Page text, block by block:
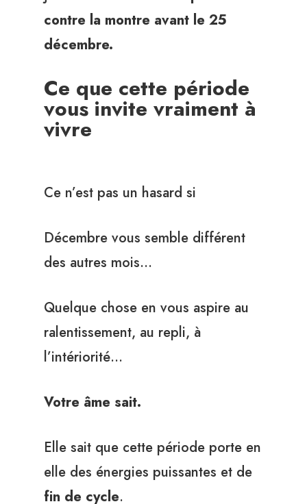
contre la montre avant le 25
décembre.
Ce que cette période
vous invite vraiment à
vivre
Ce n’est pas un hasard si
Décembre vous semble différent
des autres mois…
Quelque chose en vous aspire au
ralentissement, au repli, à
l’intériorité…
Votre âme sait.
Elle sait que cette période porte en
elle des énergies puissantes et de
fin de cycle.